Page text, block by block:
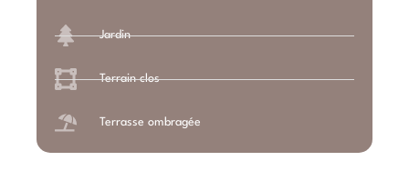
Jardin
Terrain clos
Terrasse ombragée